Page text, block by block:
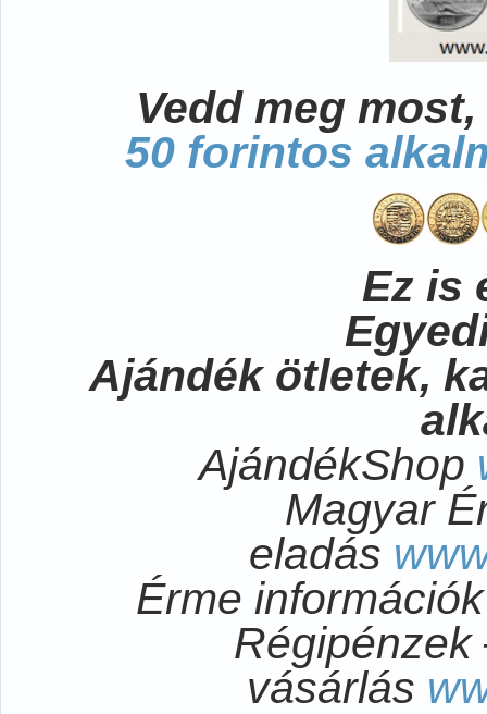
Vedd meg
50 forintos
Ez is
Ajándék ötletek,
AjándékShop
Magyar
eladás
Érme
Régipénzek
vásárlás